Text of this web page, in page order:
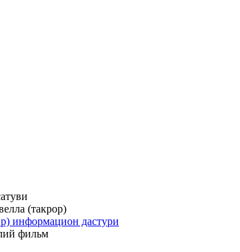
(такрор)
информацион дастури
фильм